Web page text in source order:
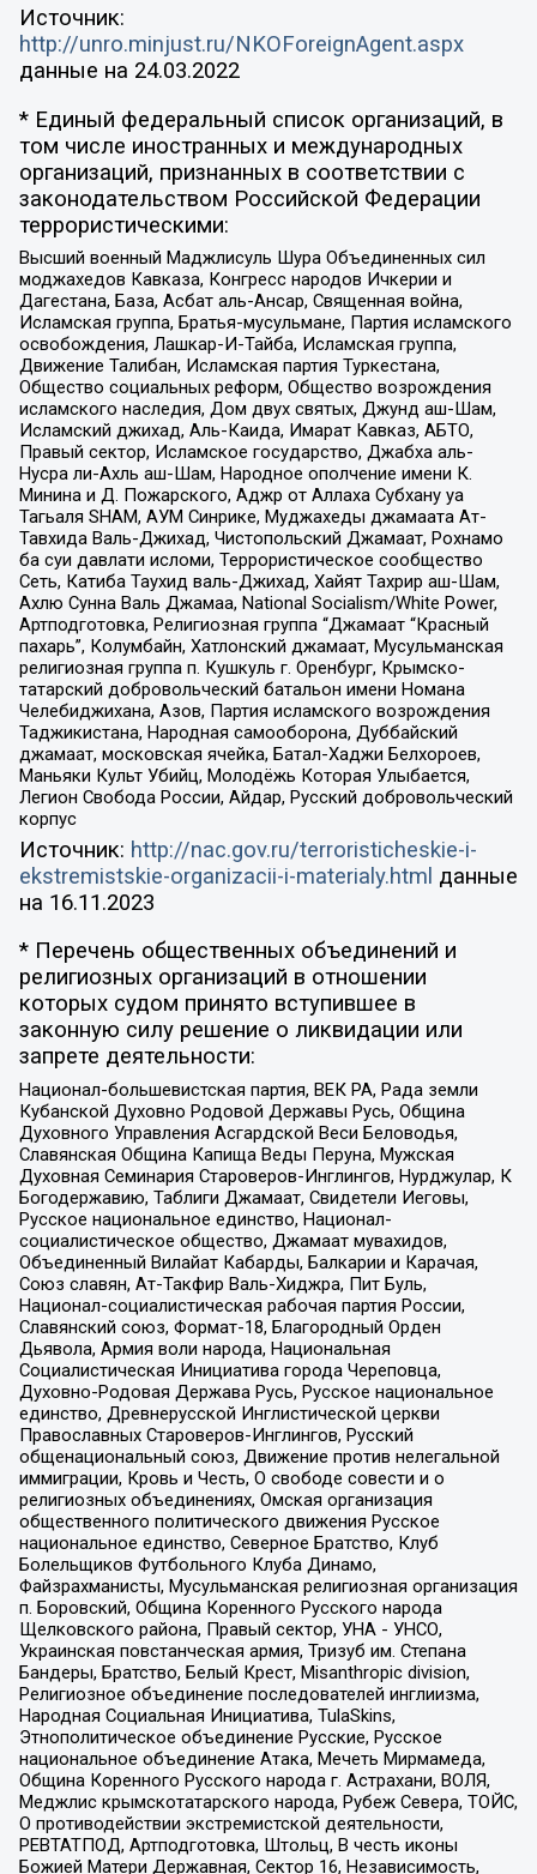
Источник:
http://unro.minjust.ru/NKOForeignAgent.aspx
данные на 24.03.2022
* Единый федеральный список организаций, в
том числе иностранных и международных
организаций, признанных в соответствии с
законодательством Российской Федерации
террористическими:
Высший военный Маджлисуль Шура Объединенных сил
моджахедов Кавказа, Конгресс народов Ичкерии и
Дагестана, База, Асбат аль-Ансар, Священная война,
Исламская группа, Братья-мусульмане, Партия исламского
освобождения, Лашкар-И-Тайба, Исламская группа,
Движение Талибан, Исламская партия Туркестана,
Общество социальных реформ, Общество возрождения
исламского наследия, Дом двух святых, Джунд аш-Шам,
Исламский джихад, Аль-Каида, Имарат Кавказ, АБТО,
Правый сектор, Исламское государство, Джабха аль-
Нусра ли-Ахль аш-Шам, Народное ополчение имени К.
Минина и Д. Пожарского, Аджр от Аллаха Субхану уа
Тагьаля SHAM, АУМ Синрике, Муджахеды джамаата Ат-
Тавхида Валь-Джихад, Чистопольский Джамаат, Рохнамо
ба суи давлати исломи, Террористическое сообщество
Сеть, Катиба Таухид валь-Джихад, Хайят Тахрир аш-Шам,
Ахлю Сунна Валь Джамаа, National Socialism/White Power,
Артподготовка, Религиозная группа “Джамаат “Красный
пахарь”, Колумбайн, Хатлонский джамаат, Мусульманская
религиозная группа п. Кушкуль г. Оренбург, Крымско-
татарский добровольческий батальон имени Номана
Челебиджихана, Азов, Партия исламского возрождения
Таджикистана, Народная самооборона, Дуббайский
джамаат, московская ячейка, Батал-Хаджи Белхороев,
Маньяки Культ Убийц, Молодёжь Которая Улыбается,
Легион Свобода России, Айдар, Русский добровольческий
корпус
Источник: http://nac.gov.ru/terroristicheskie-i-
ekstremistskie-organizacii-i-materialy.html данные
на 16.11.2023
* Перечень общественных объединений и
религиозных организаций в отношении
которых судом принято вступившее в
законную силу решение о ликвидации или
запрете деятельности:
Национал-большевистская партия, ВЕК РА, Рада земли
Кубанской Духовно Родовой Державы Русь, Община
Духовного Управления Асгардской Веси Беловодья,
Славянская Община Капища Веды Перуна, Мужская
Духовная Семинария Староверов-Инглингов, Нурджулар, К
Богодержавию, Таблиги Джамаат, Свидетели Иеговы,
Русское национальное единство, Национал-
социалистическое общество, Джамаат мувахидов,
Объединенный Вилайат Кабарды, Балкарии и Карачая,
Союз славян, Ат-Такфир Валь-Хиджра, Пит Буль,
Национал-социалистическая рабочая партия России,
Славянский союз, Формат-18, Благородный Орден
Дьявола, Армия воли народа, Национальная
Социалистическая Инициатива города Череповца,
Духовно-Родовая Держава Русь, Русское национальное
единство, Древнерусской Инглистической церкви
Православных Староверов-Инглингов, Русский
общенациональный союз, Движение против нелегальной
иммиграции, Кровь и Честь, О свободе совести и о
религиозных объединениях, Омская организация
общественного политического движения Русское
национальное единство, Северное Братство, Клуб
Болельщиков Футбольного Клуба Динамо,
Файзрахманисты, Мусульманская религиозная организация
п. Боровский, Община Коренного Русского народа
Щелковского района, Правый сектор, УНА - УНСО,
Украинская повстанческая армия, Тризуб им. Степана
Бандеры, Братство, Белый Крест, Misanthropic division,
Религиозное объединение последователей инглиизма,
Народная Социальная Инициатива, TulaSkins,
Этнополитическое объединение Русские, Русское
национальное объединение Атака, Мечеть Мирмамеда,
Община Коренного Русского народа г. Астрахани, ВОЛЯ,
Меджлис крымскотатарского народа, Рубеж Севера, ТОЙС,
О противодействии экстремистской деятельности,
РЕВТАТПОД, Артподготовка, Штольц, В честь иконы
Божией Матери Державная, Сектор 16, Независимость,